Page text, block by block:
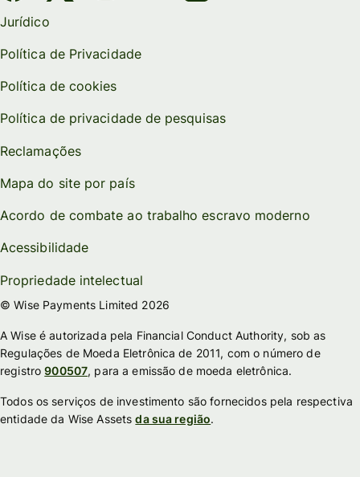
Jurídico
Política de Privacidade
Política de cookies
Política de privacidade de pesquisas
Reclamações
Mapa do site por país
Acordo de combate ao trabalho escravo moderno
Acessibilidade
Propriedade intelectual
© Wise Payments Limited 2026
A Wise é autorizada pela Financial Conduct Authority, sob as
Regulações de Moeda Eletrônica de 2011, com o número de
registro900507, para a emissão de moeda eletrônica.
Todos os serviços de investimento são fornecidos pela respectiva
entidade da Wise Assetsda sua região.